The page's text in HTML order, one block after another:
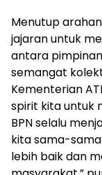
Menutup
jajaran untuk
antara
semangat
Kementerian
spirit kita untuk
BPN selalu
kita sama-
lebih baik dan